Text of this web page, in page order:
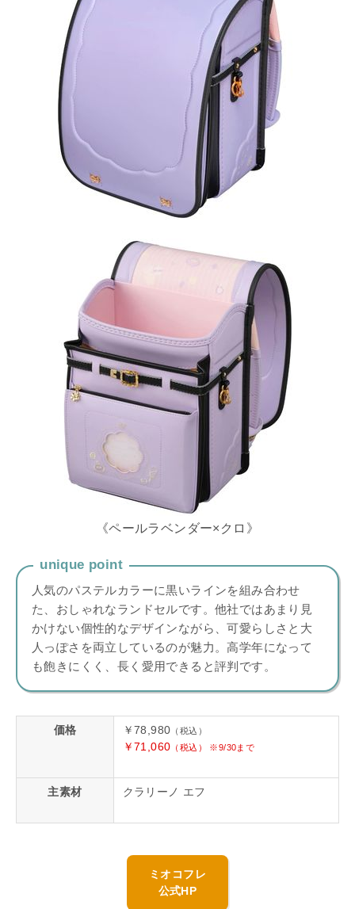
《ペールラベンダー×クロ》
unique point
人気のパステルカラーに黒いラインを組み合わせ
た、おしゃれなランドセルです。他社ではあまり見
かけない個性的なデザインながら、可愛らしさと大
人っぽさを両立しているのが魅力。高学年になって
も飽きにくく、長く愛用できると評判です。
価格 ￥78,980 （税込）
￥71,060 （税込） ※9/30まで
主素材 クラリーノ エフ
ミオコフレ
公式HP